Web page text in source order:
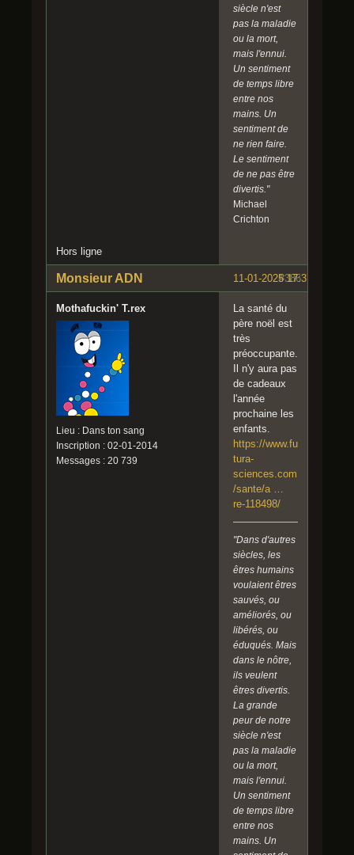
siècle n'est
pas la maladie
ou la mort,
mais l'ennui.
Un sentiment
de temps libre
entre nos
mains. Un
sentiment de
ne rien faire.
Le sentiment
de ne pas être
divertis."
Michael
Crichton
Hors ligne
#386
11-01-2025 17:37:59
Monsieur ADN
Mothafuckin' T.rex
Lieu : Dans ton sang
Inscription : 02-01-2014
Messages : 20 739
La santé du
père noël est
très
préoccupante.
Il n'y aura pas
de cadeaux
l'année
prochaine les
enfants.
https://www.fu
tura-
sciences.com
/sante/a …
re-118498/
"Dans d'autres
siècles, les
êtres humains
voulaient êtres
sauvés, ou
améliorés, ou
libérés, ou
éduqués. Mais
dans le nôtre,
ils veulent
êtres divertis.
La grande
peur de notre
siècle n'est
pas la maladie
ou la mort,
mais l'ennui.
Un sentiment
de temps libre
entre nos
mains. Un